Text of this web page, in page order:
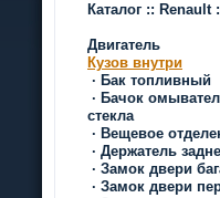
Каталог :: Renault
Двигатель
Кузов внутри
· Бак топливный
· Бачок
стекла
· Вещевое
· Держатель
· Замок двери
· Замок двери